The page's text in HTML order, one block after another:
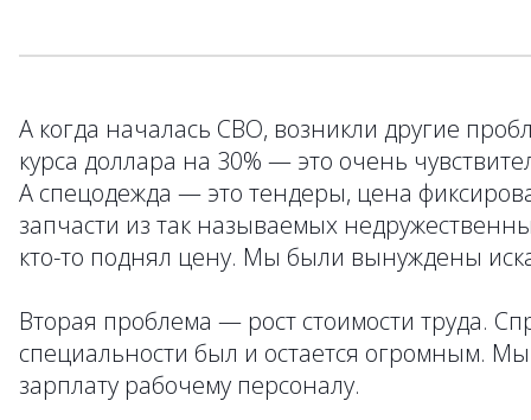
А когда началась СВО, возникли другие
курса доллара на 30% — это очень
А спецодежда — это тендеры, цена
запчасти из так называемых
кто-то поднял цену. Мы были вынуждены
Вторая проблема — рост стоимости труда.
специальности был и остается огромным.
зарплату рабочему персоналу.